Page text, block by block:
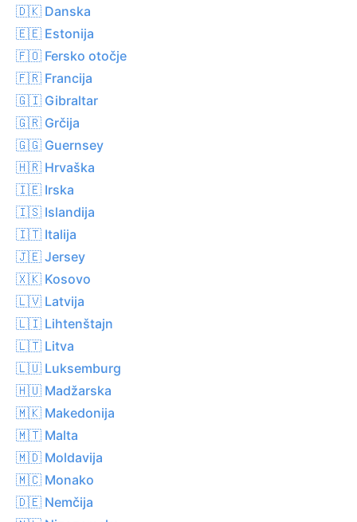
🇩🇰 Danska
🇪🇪 Estonija
🇫🇴 Fersko otočje
🇫🇷 Francija
🇬🇮 Gibraltar
🇬🇷 Grčija
🇬🇬 Guernsey
🇭🇷 Hrvaška
🇮🇪 Irska
🇮🇸 Islandija
🇮🇹 Italija
🇯🇪 Jersey
🇽🇰 Kosovo
🇱🇻 Latvija
🇱🇮 Lihtenštajn
🇱🇹 Litva
🇱🇺 Luksemburg
🇭🇺 Madžarska
🇲🇰 Makedonija
🇲🇹 Malta
🇲🇩 Moldavija
🇲🇨 Monako
🇩🇪 Nemčija